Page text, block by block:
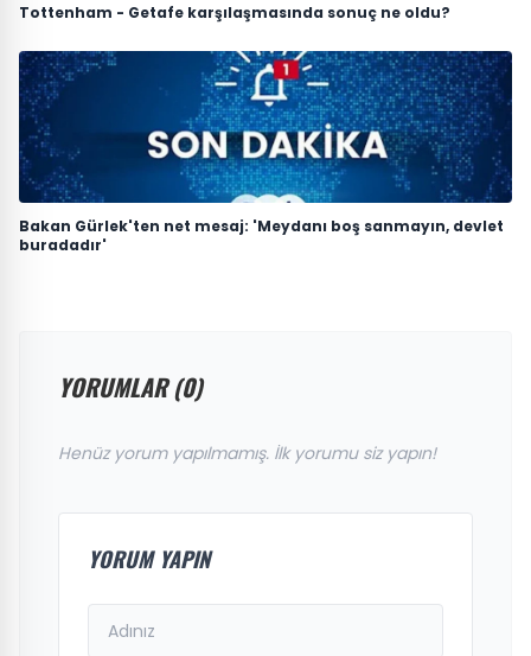
Tottenham - Getafe karşılaşmasında sonuç ne oldu?
Bakan Gürlek'ten net mesaj: 'Meydanı boş sanmayın, devlet
buradadır'
YORUMLAR (0)
Henüz yorum yapılmamış. İlk yorumu siz yapın!
YORUM YAPIN